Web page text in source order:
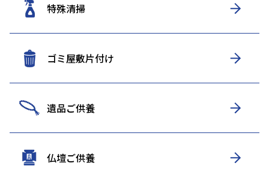
特殊清掃
ゴミ屋敷片付け
遺品ご供養
仏壇ご供養